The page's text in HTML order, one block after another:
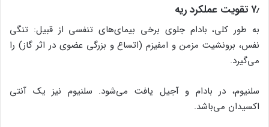
۷٫ تقویت عملکرد ریه
به طور کلی، بادام جلوی برخی بیمای‌های تنفسی از قبیل: تنگی
نفس، برونشیت مزمن و امفیزم (اتساع و بزرگی عضوی در اثر گاز) را
می‌گیرد.
سلنیوم، در بادام و آجیل یافت می‌شود. سلنیوم نیز یک آنتی
اکسیدان می‌باشد.